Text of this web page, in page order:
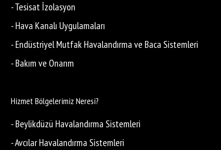
- Tesisat İzolasyon
- Hava Kanalı Uygulamaları
- Endüstriyel Mutfak Havalandırma ve Baca Sistemleri
- Bakım ve Onarım
Hizmet Bölgelerimiz Neresi?
- Beylikdüzü Havalandırma Sistemleri
- Avcılar Havalandırma Sistemleri